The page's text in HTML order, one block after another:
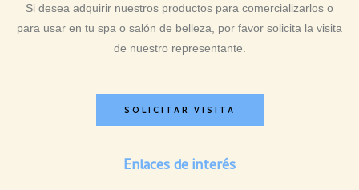
Si desea adquirir nuestros productos para comercializarlos o
para usar en tu spa o salón de belleza, por favor solicita la visita
de nuestro representante.
SOLICITAR VISITA
Enlaces de interés